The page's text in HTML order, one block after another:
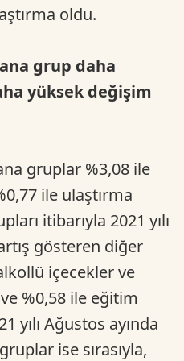
oldu.
grup daha
yüksek değişim
gruplar %3,08 ile
ile ulaştırma
itibarıyla 2021 yılı
gösteren diğer
içecekler ve
%0,58 ile eğitim
yılı Ağustos ayında
ise sırasıyla,